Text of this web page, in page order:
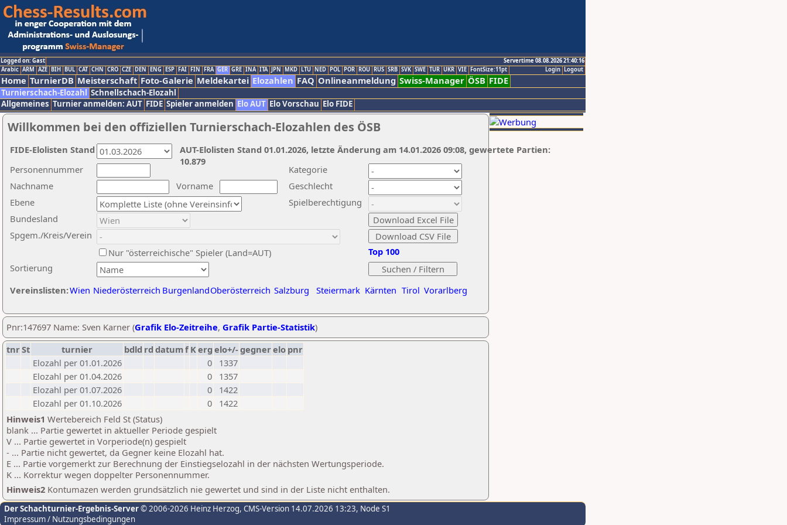
Logged on: Gast
Servertime 08.08.2026 21:40:16
Logout
Login
Arabic ARM AZE BIH BUL CAT CHN CRO CZE DEN ENG ESP FAI FIN FRA GER GRE INA ITA JPN MKD LTU NED POL POR ROU RUS SRB SVK SWE TUR UKR VIE FontSize:11pt
Home TurnierDB Meisterschaft Foto-Galerie Meldekartei Elozahlen FAQ Onlineanmeldung Swiss-Manager ÖSB FIDE
Turnierschach-Elozahl Schnellschach-Elozahl
Allgemeines Turnier anmelden: AUT FIDE Spieler anmelden Elo AUT Elo Vorschau Elo FIDE
Willkommen bei den offiziellen Turnierschach-Elozahlen des ÖSB
Nachname
Vorname
Ebene
Kategorie
Sortierung
Personennummer
Bundesland
Spgem./Kreis/Verein
Geschlecht
Nur "österreichische" Spieler (Land=AUT)
Spielberechtigung
Vereinslisten:Wien Niederösterreich BurgenlandOberösterreich Salzburg Steiermark Kärnten Tirol Vorarlberg
Top 100
AUT-Elolisten Stand 01.01.2026, letzte Änderung am 14.01.2026 09:08, gewertete Partien:
10.879
FIDE-Elolisten Stand
Pnr:147697 Name: Sven Karner (Grafik Elo-Zeitreihe, Grafik Partie-Statistik)
tnrSt turnier bdld rd datumf Kerg elo+/-gegnerelo pnr
Elozahl per 01.01.2026
0
1337
Elozahl per 01.04.2026
0
1357
Elozahl per 01.07.2026
0
1422
Elozahl per 01.10.2026
0
1422
Hinweis1 Wertebereich Feld St (Status)
blank ... Partie gewertet in aktueller Periode gespielt
V ... Partie gewertet in Vorperiode(n) gespielt
- ... Partie nicht gewertet, da Gegner keine Elozahl hat.
E ... Partie vorgemerkt zur Berechnung der Einstiegselozahl in der nächsten Wertungsperiode.
K ... Korrektur wegen doppelter Personennummer.
Hinweis2 Kontumazen werden grundsätzlich nie gewertet und sind in der Liste nicht enthalten.
Der Schachturnier-Ergebnis-Server© 2006-2026 Heinz Herzog, CMS-Version 14.07.2026 13:23, Node S1
Impressum / Nutzungsbedingungen